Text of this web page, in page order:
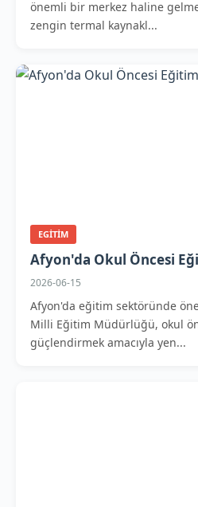
önemli bir merkez haline
zengin termal kaynakl...
EGITIM
Afyon'da Okul Öncesi
2026-06-15
Afyon'da eğitim sektöründe
Milli Eğitim Müdürlüğü, okul
güçlendirmek amacıyla yen...